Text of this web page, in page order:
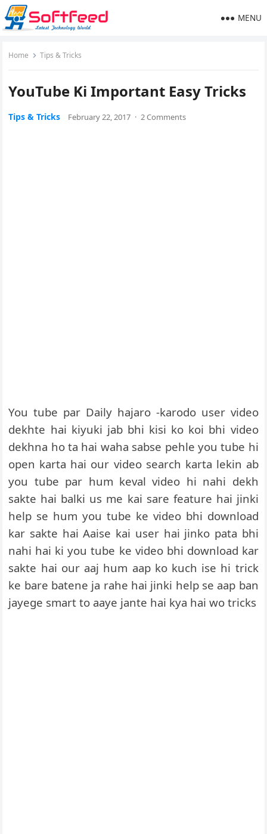
MENU
Home Tips & Tricks
YouTube Ki Important Easy Tricks
Tips & Tricks February 22, 2017 · 2 Comments
You tube par Daily hajaro -karodo user video
dekhte hai kiyuki jab bhi kisi ko koi bhi video
dekhna ho ta hai waha sabse pehle you tube hi
open karta hai our video search karta lekin ab
you tube par hum keval video hi nahi dekh
sakte hai balki us me kai sare feature hai jinki
help se hum you tube ke video bhi download
kar sakte hai Aaise kai user hai jinko pata bhi
nahi hai ki you tube ke video bhi download kar
sakte hai our aaj hum aap ko kuch ise hi trick
ke bare batene ja rahe hai jinki help se aap ban
jayege smart to aaye jante hai kya hai wo tricks